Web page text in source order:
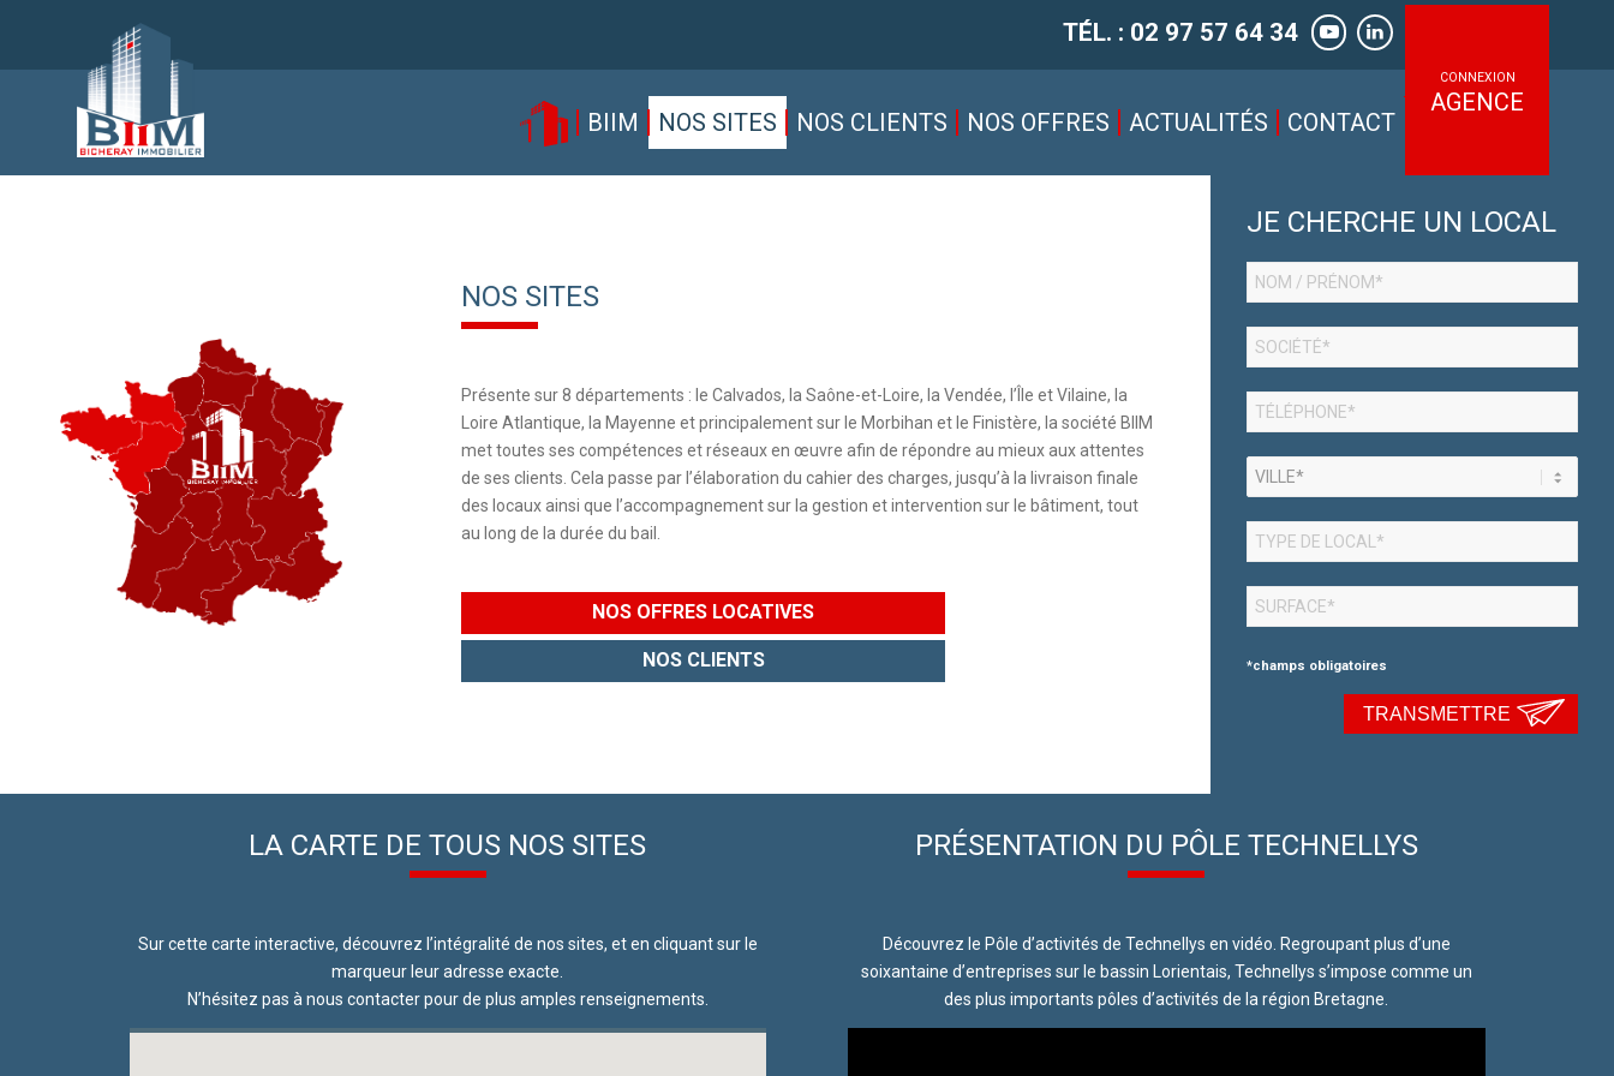
TÉL. : 02 97 57 64 34
BIIM NOS SITES NOS CLIENTS NOS OFFRES ACTUALITÉS CONTACT
CONNEXION
AGENCE
NOS SITES
Présente sur 8 départements : le Calvados, la Saône-et-Loire, la Vendée, l’Île et Vilaine, la
Loire Atlantique, la Mayenne et principalement sur le Morbihan et le Finistère, la société BIIM
met toutes ses compétences et réseaux en œuvre afin de répondre au mieux aux attentes
de ses clients. Cela passe par l’élaboration du cahier des charges, jusqu’à la livraison finale
des locaux ainsi que l’accompagnement sur la gestion et intervention sur le bâtiment, tout
au long de la durée du bail.
NOS OFFRES LOCATIVES
NOS CLIENTS
JE CHERCHE UN LOCAL
*champs obligatoires
TRANSMETTRE
LA CARTE DE TOUS NOS SITES
Sur cette carte interactive, découvrez l’intégralité de nos sites, et en cliquant sur le
marqueur leur adresse exacte.
N’hésitez pas à nous contacter pour de plus amples renseignements.
PRÉSENTATION DU PÔLE TECHNELLYS
Découvrez le Pôle d’activités de Technellys en vidéo. Regroupant plus d’une
soixantaine d’entreprises sur le bassin Lorientais, Technellys s’impose comme un
des plus importants pôles d’activités de la région Bretagne.